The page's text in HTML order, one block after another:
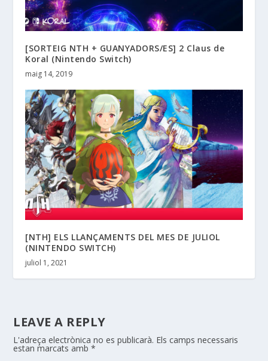
[SORTEIG NTH + GUANYADORS/ES] 2 Claus de
Koral (Nintendo Switch)
maig 14, 2019
[NTH] ELS LLANÇAMENTS DEL MES DE JULIOL
(NINTENDO SWITCH)
juliol 1, 2021
LEAVE A REPLY
L'adreça electrònica no es publicarà. Els camps necessaris
estan marcats amb*